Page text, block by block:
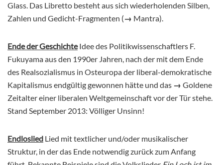
Glass. Das Libretto besteht aus sich wiederholenden Silben,
Zahlen und Gedicht-Fragmenten (→ Mantra).
Ende der GeschichteIdee des Politikwissenschaftlers F.
Fukuyama aus den 1990er Jahren, nach der mit dem Ende
des Realsozialismus in Osteuropa der liberal-demokratische
Kapitalismus endgültig gewonnen hätte und das → Goldene
Zeitalter einer liberalen Weltgemeinschaft vor der Tür stehe.
Stand September 2013: Völliger Unsinn!
Endloslied Lied mit textlicher und/oder musikalischer
Struktur, in der das Ende notwendig zurück zum Anfang